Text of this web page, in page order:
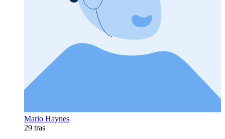
Mario Haynes
29 tras